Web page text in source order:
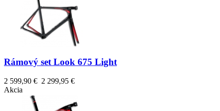
Rámový set Look 675 Light
2 599,90 € 2 299,95 €
Akcia